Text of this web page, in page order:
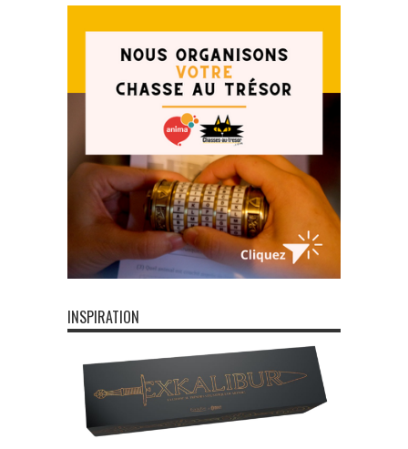
INSPIRATION